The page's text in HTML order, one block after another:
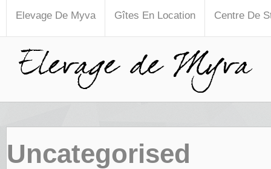
Elevage De Myva Gîtes En Location Centre De
Uncategorised